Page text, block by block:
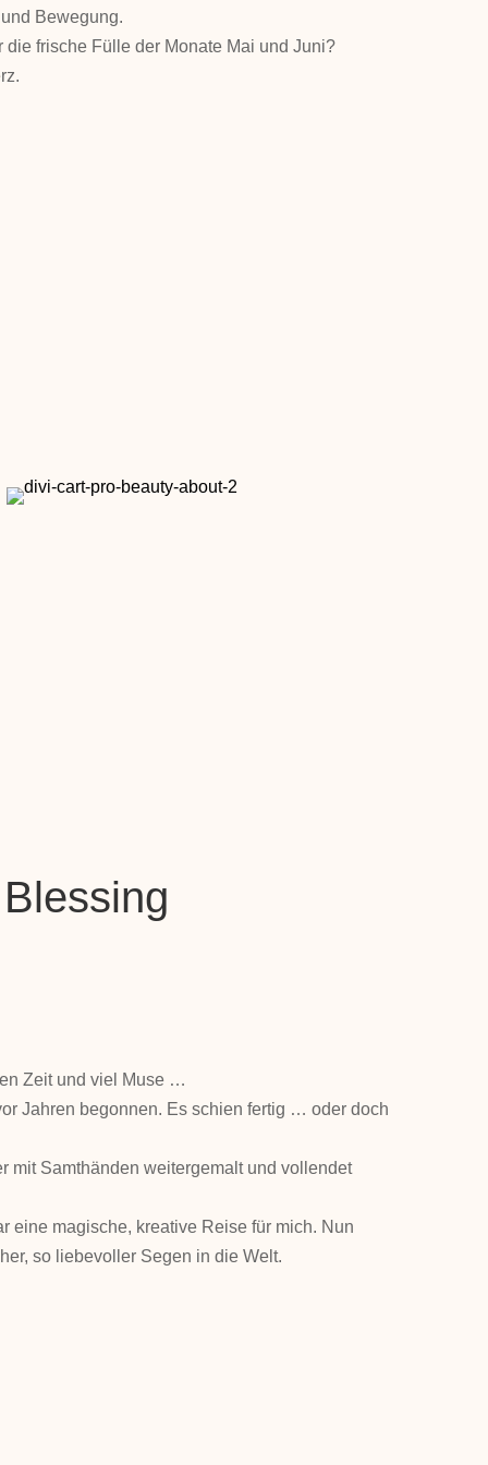
Bewegung.
die frische Fülle der Monate Mai und Juni?
Zeit und viel Muse …
Jahren begonnen. Es schien fertig … oder doch
mit Samthänden weitergemalt und vollendet
eine magische, kreative Reise für mich. Nun
so liebevoller Segen in die Welt.